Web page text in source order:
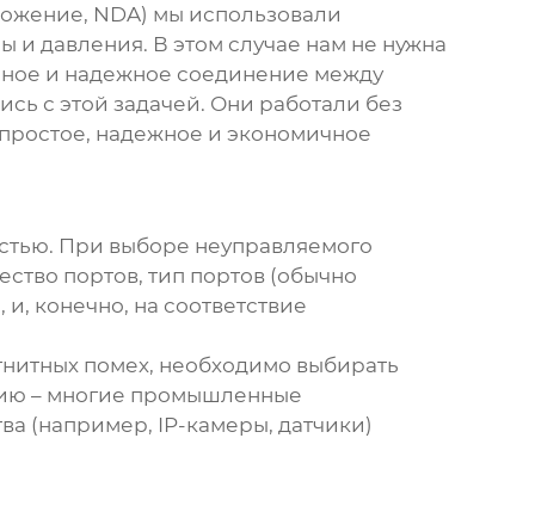
NDA) мы использовали
и давления. В этом случае нам не нужна
и надежное соединение между
с этой задачей. Они работали без
надежное и экономичное
При выборе неуправляемого
портов, тип портов (обычно
конечно, на соответствие
помех, необходимо выбирать
– многие промышленные
(например, IP-камеры, датчики)